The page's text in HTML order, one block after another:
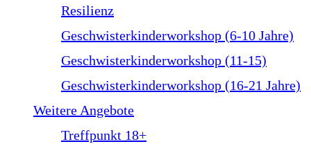
Resilienz
Geschwisterkinderworkshop (6-10 Jahre)
Geschwisterkinderworkshop (11-15)
Geschwisterkinderworkshop (16-21 Jahre)
Weitere Angebote
Treffpunkt 18+